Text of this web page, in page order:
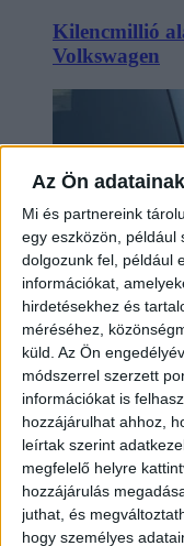
Az Ön
Mi és partnereink
egy eszközön, például
dolgozunk fel, például
információkat,
hirdetésekhez és
méréséhez,
küld. Az Ön
módszerrel szerzett
információkat is
hozzájárulhat ahhoz,
leírtak szerint
megfelelő helyre
hozzájárulás
juthat, és
hogy személyes
Kilencmillió
Volkswagen
Hoppon
program